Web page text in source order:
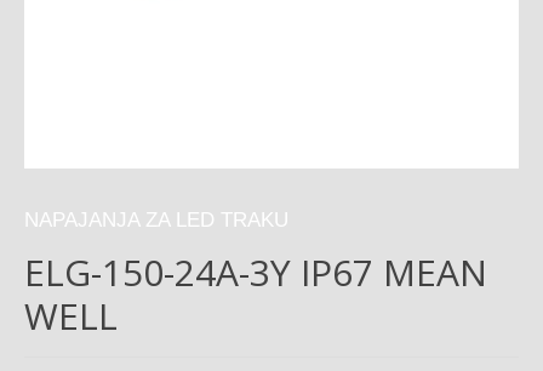
NAPAJANJA ZA LED TRAKU
ELG-150-24A-3Y IP67 MEAN
WELL